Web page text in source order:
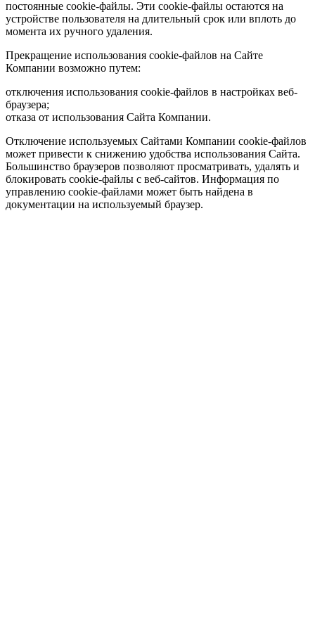
постоянные cookie-файлы. Эти cookie-файлы остаются на
устройстве пользователя на длительный срок или вплоть до
момента их ручного удаления.
Прекращение использования cookie-файлов на Сайте
Компании возможно путем:
отключения использования cookie-файлов в настройках веб-
браузера;
отказа от использования Сайта Компании.
Отключение используемых Сайтами Компании cookie-файлов
может привести к снижению удобства использования Сайта.
Большинство браузеров позволяют просматривать, удалять и
блокировать cookie-файлы c веб-сайтов. Информация по
управлению cookie-файлами может быть найдена в
документации на используемый браузер.